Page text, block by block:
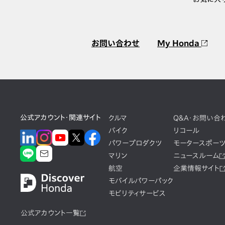
お問い合わせ My Honda
公式アカウント・関連サイト
公式アカウント一覧
クルマ
バイク
パワープロダクツ
マリン
航空
モバイルパワーパック
モビリティサービス
Q&A・お問い合
リコール
モータースポーツ
ニュースルーム
企業情報サイト